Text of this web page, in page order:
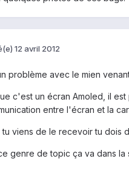
12 avril 2012
problème avec le mien
c'est un écran Amoled, il
entre l'écran et la
tu viens de le recevoir tu dois
genre de topic ça va dans